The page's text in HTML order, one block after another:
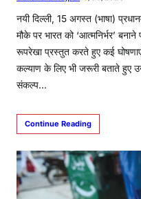
नयी दिल्ली, 15 अगस्त (भाषा)
मौके पर भारत को ‘आत्मनिर्भर’
रूपरेखा प्रस्तुत करते हुए कई घोषणाएं
कल्याण के लिए भी जरूरी बताते हुए
संकल्प…
Continue Reading